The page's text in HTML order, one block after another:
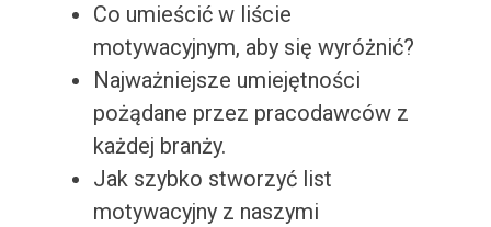
Co umieścić w liście
motywacyjnym, aby się wyróżnić?
Najważniejsze umiejętności
pożądane przez pracodawców z
każdej branży.
Jak szybko stworzyć list
motywacyjny z naszymi